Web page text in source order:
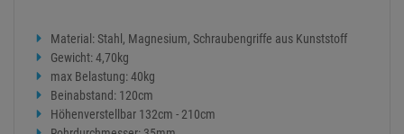
Material: Stahl, Magnesium, Schraubengriffe aus Kunststoff
Gewicht: 4,70kg
max Belastung: 40kg
Beinabstand: 120cm
Höhenverstellbar 132cm - 210cm